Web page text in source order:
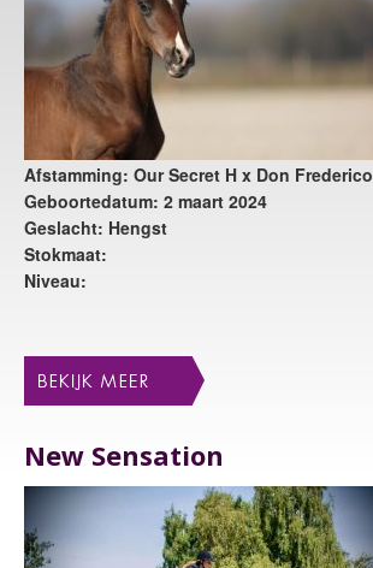
Afstamming: Our Secret H x Don Frederico
Geboortedatum: 2 maart 2024
Geslacht: Hengst
Stokmaat:
Niveau:
New Sensation